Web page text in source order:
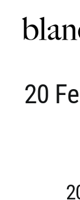
springen
20